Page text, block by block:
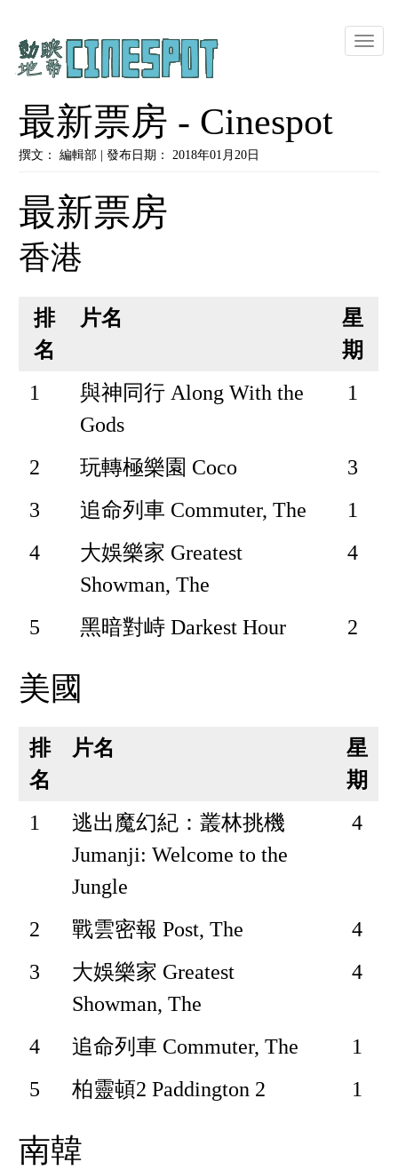
Toggle
最新票房 - Cinespot
撰文： 編輯部 | 發布日期： 2018年01月20日
最新票房
香港
排
名
片名
星
期
1
與神同行 Along With the
Gods
1
2 玩轉極樂園 Coco
3
3
追命列車 Commuter, The
1
4
大娛樂家 Greatest
Showman, The
4
5 黑暗對峙 Darkest Hour 2
美國
排
名
片名
星
期
1
逃出魔幻紀：叢林挑機
Jumanji: Welcome to the
Jungle
4
2 戰雲密報 Post, The
4
3
大娛樂家 Greatest
Showman, The
4
4 追命列車 Commuter, The
1
5
柏靈頓2 Paddington 2 1
南韓